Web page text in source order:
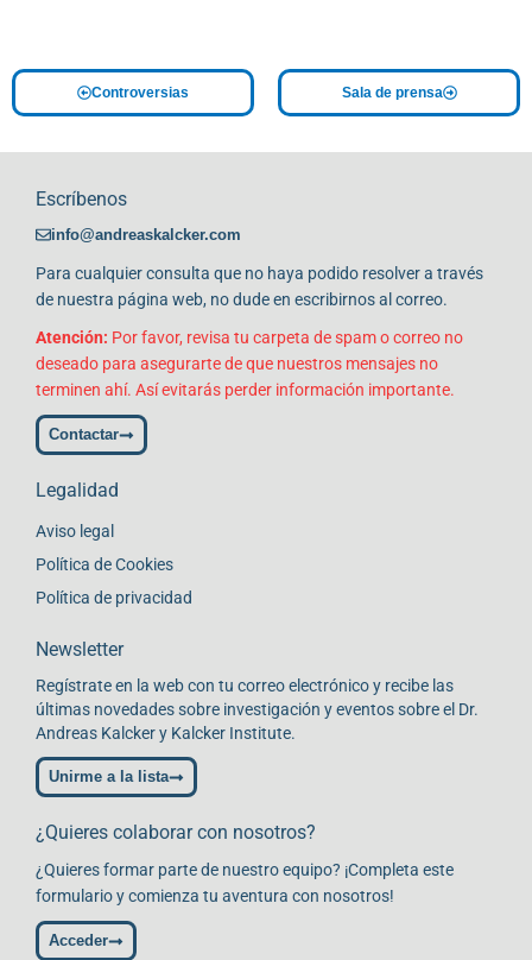
Controversias Sala de prensa
Escríbenos
info@andreaskalcker.com
Para cualquier consulta que no haya podido resolver a través
de nuestra página web, no dude en escribirnos al correo.
Atención: Por favor, revisa tu carpeta de spam o correo no
deseado para asegurarte de que nuestros mensajes no
terminen ahí. Así evitarás perder información importante.
Contactar
Legalidad
Aviso legal
Política de Cookies
Política de privacidad
Newsletter
Regístrate en la web con tu correo electrónico y recibe las
últimas novedades sobre investigación y eventos sobre el Dr.
Andreas Kalcker y Kalcker Institute.
Unirme a la lista
¿Quieres colaborar con nosotros?
¿Quieres formar parte de nuestro equipo? ¡Completa este
formulario y comienza tu aventura con nosotros!
Acceder